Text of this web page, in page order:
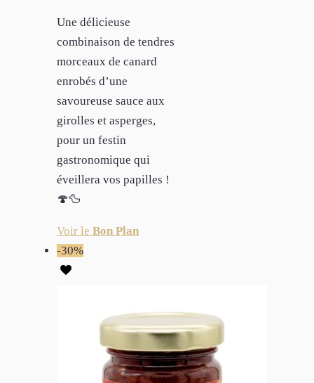
Une délicieuse
combinaison de tendres
morceaux de canard
enrobés d’une
savoureuse sauce aux
girolles et asperges,
pour un festin
gastronomique qui
éveillera vos papilles !
🍄🦆
Voir le Bon Plan
-30%